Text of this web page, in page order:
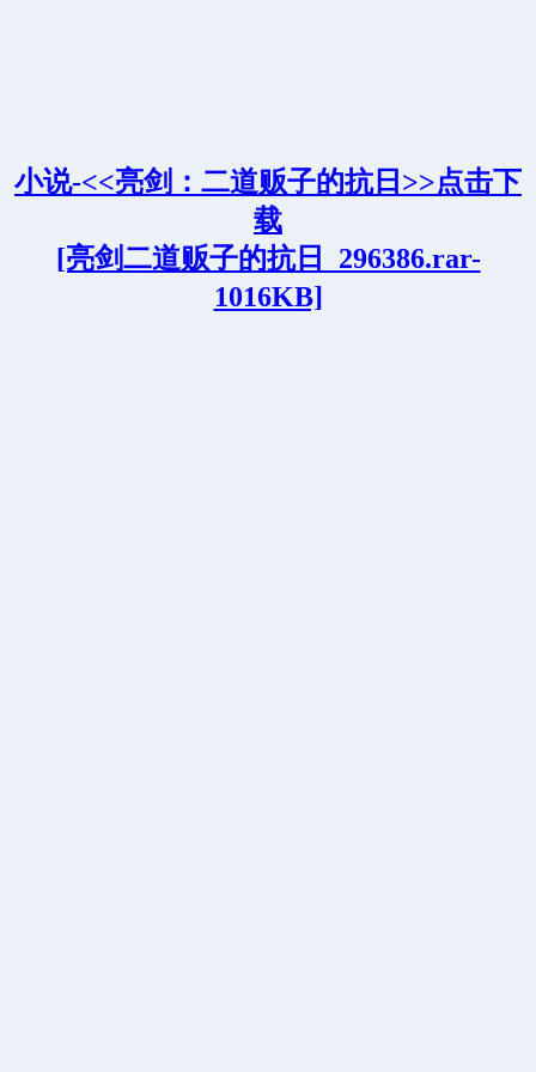
小说-<<亮剑：二道贩子的抗日>>点击下
载
[亮剑二道贩子的抗日_296386.rar-
1016KB]